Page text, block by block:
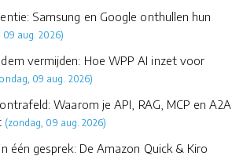
Samsung en Google onthullen hun
09 aug. 2026)
vermijden: Hoe WPP AI inzet voor
09 aug. 2026)
Waarom je API, RAG, MCP en A2A
(zondag, 09 aug. 2026)
één gesprek: De Amazon Quick & Kiro